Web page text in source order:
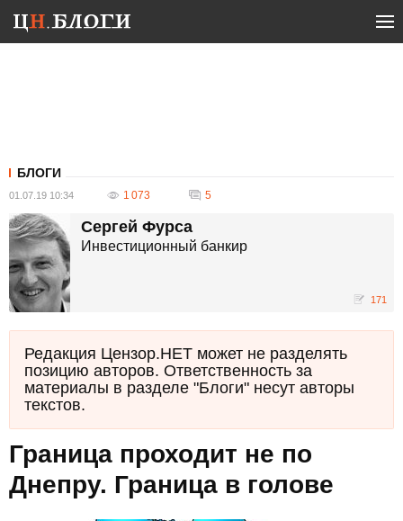
БЛОГИ
01.07.19 10:34 1 073 5
Сергей Фурса
Инвестиционный банкир
171
Редакция Цензор.НЕТ может не разделять
позицию авторов. Ответственность за
материалы в разделе "Блоги" несут авторы
текстов.
Граница проходит не по
Днепру. Граница в голове